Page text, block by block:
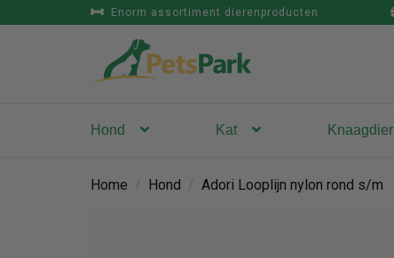
Enorm assortiment dierenproducten
Hond Kat Knaagdier
Home Hond Adori Looplijn nylon rond s/m